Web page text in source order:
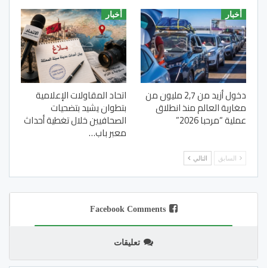
أخبار
دخول أزيد من 2,7 مليون من
مغاربة العالم منذ انطلاق
عملية “مرحبا 2026”
أخبار
اتحاد المقاولات الإعلامية
بتطوان يشيد بتضحيات
الصحافيين خلال تغطية أحداث
معبر باب…
السابق التالي
Facebook Comments
تعليقات